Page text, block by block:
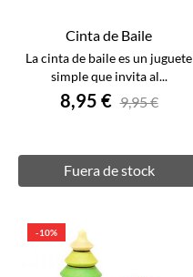
Cinta de Baile
La cinta de baile es un juguete
simple que invita al...
8,95 € 9,95 €
Fuera de stock
-10%